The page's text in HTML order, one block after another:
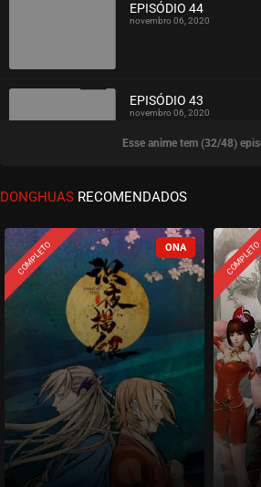
EPISÓDIO 44
novembro 06, 2020
ASSISTIDO
EPISÓDIO 43
novembro 06, 2020
ASSISTIDO
EPISÓDIO 42
ASSISTIDO
EPISÓDIO 41
novembro 06, 2020
ASSISTIDO
EPISÓDIO 40
novembro 06, 2020
EPISÓDIO 39
Esse anime tem (32/48)
DONGHUAS RECOMENDADOS
COMPLETO